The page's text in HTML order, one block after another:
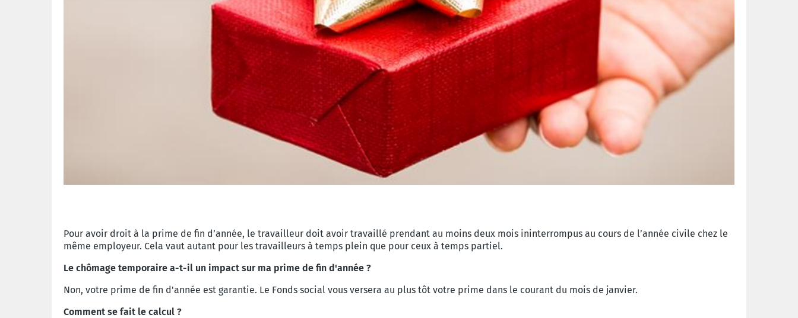
Pour avoir droit à la prime de fin d’année, le travailleur doit avoir travaillé prendant au moins deux mois ininterrompus au cours de l’année civile chez le
même employeur. Cela vaut autant pour les travailleurs à temps plein que pour ceux à temps partiel.
Le chômage temporaire a-t-il un impact sur ma prime de fin d'année ?
Non, votre prime de fin d'année est garantie. Le Fonds social vous versera au plus tôt votre prime dans le courant du mois de janvier.
Comment se fait le calcul ?